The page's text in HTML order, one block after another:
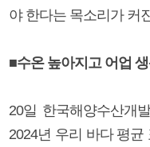
야 한다는 목소리가 커
■수온 높아지고 어업
20일 한국해양수산개
2024년 우리 바다 평균